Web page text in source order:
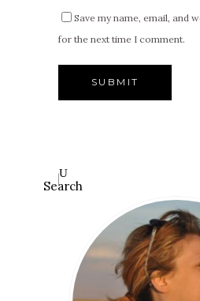
Save my name, email, and
for the next time I comment.
Search